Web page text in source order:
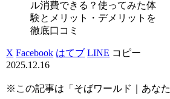
ル消費できる？使ってみた体
験とメリット・デメリットを
徹底口コミ
X Facebook はてブ LINE コピー
2025.12.16
※この記事は「そばワールド｜あなた